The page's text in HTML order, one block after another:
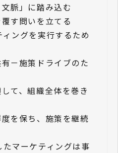
脈」に踏み込む
覆す問いを立てる
ングを実行するため
－施策ドライブのた
て、組織全体を巻き
を保ち、施策を継続
マーケティングは事